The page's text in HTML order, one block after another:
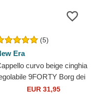
(5)
Era
curvo beige cinghia
9FORTY Borg dei
New York Yankees MLB di
EUR 31,95